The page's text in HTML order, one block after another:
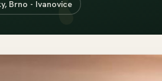
Brno - Ivanovice